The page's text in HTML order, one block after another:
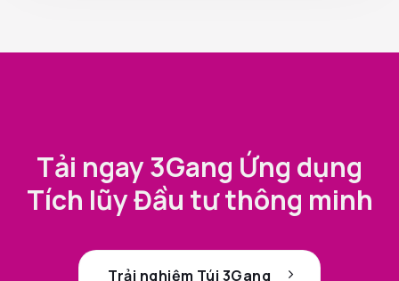
Tải ngay 3Gang Ứng dụng
Tích lũy Đầu tư thông minh
Trải nghiệm Túi 3Gang